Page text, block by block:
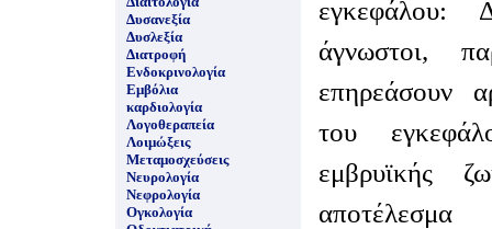
Δυσανεξία
Δυσλεξία
Διατροφή
Ενδοκρινολογία
Εμβόλια
καρδιολογία
Λογοθεραπεία
Λοιμώξεις
Μεταμοσχεύσεις
Νευρολογία
Νεφρολογία
Ογκολογία
εγκεφάλου:
άγνωστοι,
επηρεάσουν
του
εμβρυϊκής